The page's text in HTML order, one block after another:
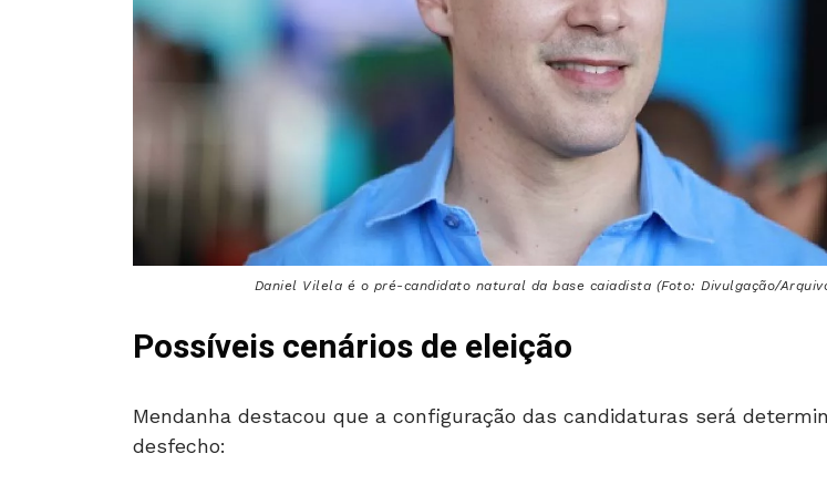
Daniel Vilela é o pré-candidato natural da base caiadista (Foto: Divulgação/
Possíveis cenários de eleição
Mendanha destacou que a configuração das candidaturas será
desfecho: